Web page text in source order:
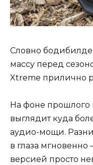
Словно
массу перед
Xtreme прилично
На фоне прошлого
выглядит куда
аудио-мощи.
в глаза мгновенно
версией просто